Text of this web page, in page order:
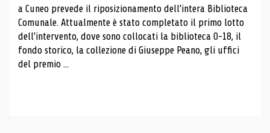
a Cuneo prevede il riposizionamento dell'intera Biblioteca
Comunale. Attualmente è stato completato il primo lotto
dell'intervento, dove sono collocati la biblioteca 0-18, il
fondo storico, la collezione di Giuseppe Peano, gli uffici
del premio ...